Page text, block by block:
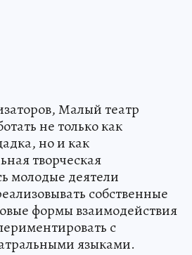
Малый театр
не только как
но и как
творческая
молодые деятели
собственные
формы взаимодействия
с
языками.